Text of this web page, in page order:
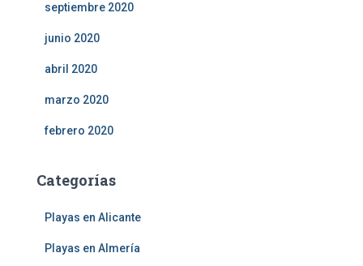
septiembre 2020
junio 2020
abril 2020
marzo 2020
febrero 2020
Categorías
Playas en Alicante
Playas en Almería